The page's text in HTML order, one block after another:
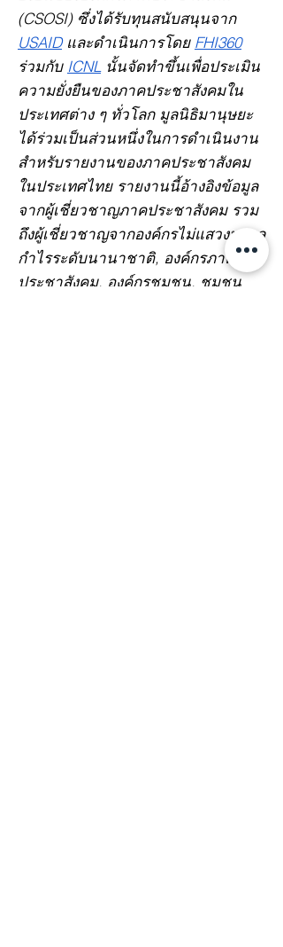
(CSOSI) ซึ่งได้รับทุนสนับสนุนจาก
USAIDและดำเนินการโดย FHI360
ร่วมกับ ICNL นั้นจัดทำขึ้นเพื่อประเมิน
ความยั่งยืนของภาคประชาสังคมใน
ประเทศต่าง ๆ ทั่วโลก มูลนิธิมานุษยะ
ได้ร่วมเป็นส่วนหนึ่งในการดำเนินงาน
สำหรับรายงานของภาคประชาสังคม
ในประเทศไทย รายงานนี้อ้างอิงข้อมูล
จากผู้เชี่ยวชาญภาคประชาสังคม รวม
ถึงผู้เชี่ยวชาญจากองค์กรไม่แสวงหาผล
กำไรระดับนานาชาติ, องค์กรภาค
ประชาสังคม, องค์กรชุมชน, ชุมชน